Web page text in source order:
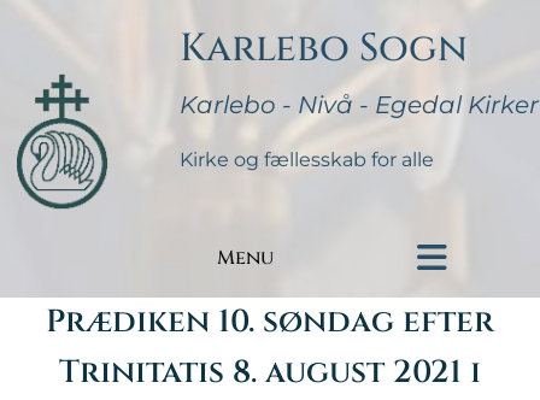
Karlebo Sogn
Karlebo - Nivå - Egedal Kirker
Kirke og fællesskab for alle
Menu
Prædiken 10. søndag efter
Trinitatis 8. august 2021 i